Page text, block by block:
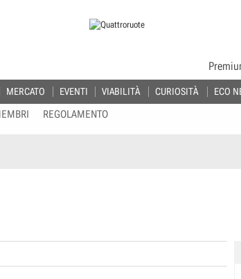
MERCATO EVENTI VIABILITÀ CURIOSITÀ ECO
REGOLAMENTO